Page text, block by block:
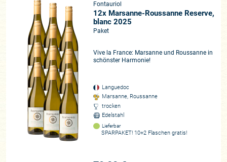
Fontauriol
12x Marsanne-Roussanne Reserve,
blanc 2025
Paket
Vive la France: Marsanne und Roussanne in
schönster Harmonie!
Languedoc
Marsanne, Roussanne
trocken
Edelstahl
Lieferbar
SPARPAKET! 10+2 Flaschen gratis!